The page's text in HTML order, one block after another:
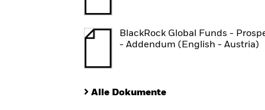
BlackRock Global Funds -
- Addendum (English - Austria)
Alle Dokumente